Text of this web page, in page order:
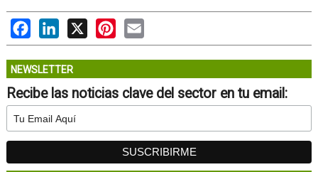
FacebookLinkedIn
X PinterestEmail
NEWSLETTER
Recibe las noticias clave del sector en tu email: